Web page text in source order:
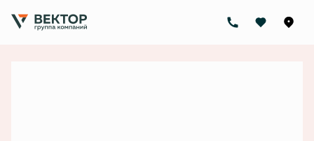
Студия24.6 м Цена по запросу
Ипотекаот 36 469 руб./мес.